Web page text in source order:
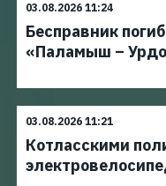
03.08.2026 11:24
Бесправник
«Паламыш –
03.08.2026 11:21
Котласскими